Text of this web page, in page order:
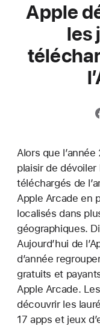
Apple
les
Alors que
plaisir de
téléchargés de
Apple Arcade en
localisés dans
géographiques.
Aujourd’hui de
d’année
gratuits et
Apple Arcade.
découvrir les
17 apps et jeux